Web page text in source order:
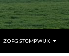
ZORG STOMPWIJK